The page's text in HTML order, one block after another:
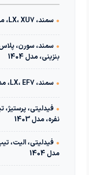
• سمند، LX، XU7، مدل 1394
•
بنزینی، مدل 1404
• سمند، LX، EF7، مدل 1393
•
نفره، مدل 1403
•
مدل 1404